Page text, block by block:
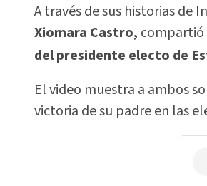
A través de sus historias de
Xiomara Castro, compartió
del presidente electo de
El video muestra a ambos
victoria de su padre en las